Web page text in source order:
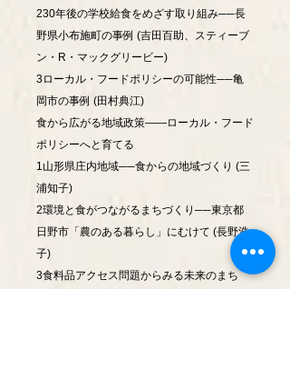
230年後の学校給食をめざす取り組み──長
野県小布施町の事例 (吉田百助、スティーブ
ン・R・マックグリービー)
3ローカル・フードポリシーの可能性──亀
岡市の事例 (田村典江)
食から広がる地域政策――ローカル・フード
ポリシーへと育てる
1山形県庄内地域──食からの地域づくり (三
浦知子)
2環境と食がつながるまちづくり──東京都
日野市「農のある暮らし」にむけて (長野浩
子)
3食料品アクセス問題からみる未来のまち